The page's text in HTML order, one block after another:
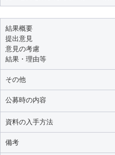
結果概要
提出意見
意見の考慮
結果・理由等
その他
公募時の内容
資料の入手方法
備考